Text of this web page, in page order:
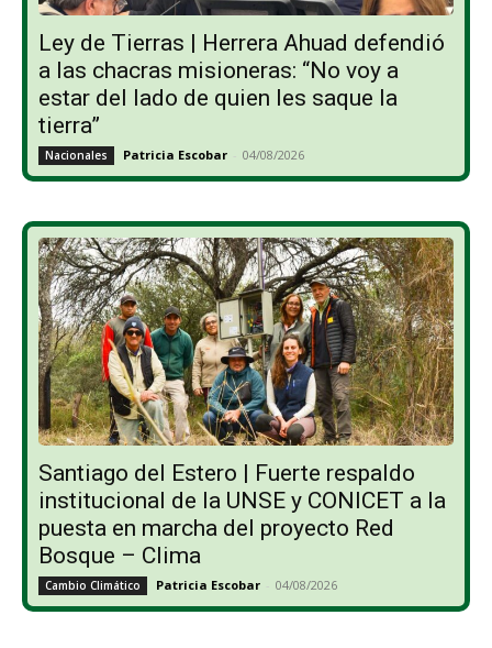
Ley de Tierras | Herrera Ahuad defendió
a las chacras misioneras: “No voy a
estar del lado de quien les saque la
tierra”
Nacionales Patricia Escobar - 04/08/2026
Santiago del Estero | Fuerte respaldo
institucional de la UNSE y CONICET a la
puesta en marcha del proyecto Red
Bosque – Clima
Cambio Climático Patricia Escobar - 04/08/2026